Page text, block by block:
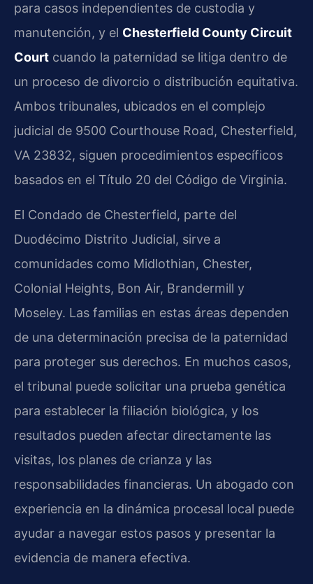
para casos independientes de custodia y
manutención, y el Chesterfield County Circuit
Court cuando la paternidad se litiga dentro de
un proceso de divorcio o distribución equitativa.
Ambos tribunales, ubicados en el complejo
judicial de 9500 Courthouse Road, Chesterfield,
VA 23832, siguen procedimientos específicos
basados en el Título 20 del Código de Virginia.
El Condado de Chesterfield, parte del
Duodécimo Distrito Judicial, sirve a
comunidades como Midlothian, Chester,
Colonial Heights, Bon Air, Brandermill y
Moseley. Las familias en estas áreas dependen
de una determinación precisa de la paternidad
para proteger sus derechos. En muchos casos,
el tribunal puede solicitar una prueba genética
para establecer la filiación biológica, y los
resultados pueden afectar directamente las
visitas, los planes de crianza y las
responsabilidades financieras. Un abogado con
experiencia en la dinámica procesal local puede
ayudar a navegar estos pasos y presentar la
evidencia de manera efectiva.